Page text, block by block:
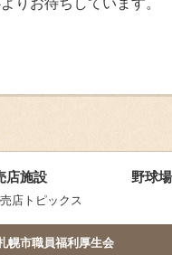
りお待ちしています。
店施設
店トピックス
野球場
幌市職員福利厚生会